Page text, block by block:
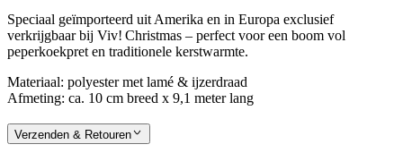
Speciaal geïmporteerd uit Amerika en in Europa exclusief
verkrijgbaar bij Viv! Christmas – perfect voor een boom vol
peperkoekpret en traditionele kerstwarmte.
Materiaal: polyester met lamé & ijzerdraad
Afmeting: ca. 10 cm breed x 9,1 meter lang
Verzenden & Retouren